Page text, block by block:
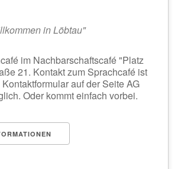
in Löbtau"
im Nachbarschaftscafé "Platz
21. Kontakt zum Sprachcafé ist
auf der Seite AG
Oder kommt einfach vorbei.